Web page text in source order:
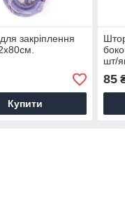
закріплення
Купити
шт/
85